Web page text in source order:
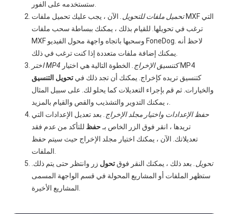
تحميل ملفات للتحويل. الآن ، يجب عليك تحميل ملفات MXF التي
ترغب في تحويلها. للقيام بذلك ، يمكنك ببساطة سحب ملفات
MXF وسحبها باتجاه واجهة محول الفيديو FoneDog. لاحظ أنه
اختر MP4 كتنسيق الإخراج. الخطوة التالية هي اختيار MP4
كتنسيق تريده كإخراج. يمكنك أن تجد ذلك في تحويل التنسيق
والخيارات. ثم قم بإجراء التعديلات كما يحلو لك. على سبيل المثال
حفظ الإعدادات واختيار مجلد الإخراج. بعد تعديل الإعدادات التي
تريدها ، انقر فوق الزر الخاص بـحفظ للتأكد من عدم فقد
تعديلاتك. الآن ، يمكنك اختيار مجلد الإخراج حيث سيتم حفظ
تحويل. بعد ذلك ، يمكنك النقر فوق تحول زر وانتظر حتى يتم ذلك.
ستظهر الملفات أو المشاريع المحولة في قسم الواجهة المسمى